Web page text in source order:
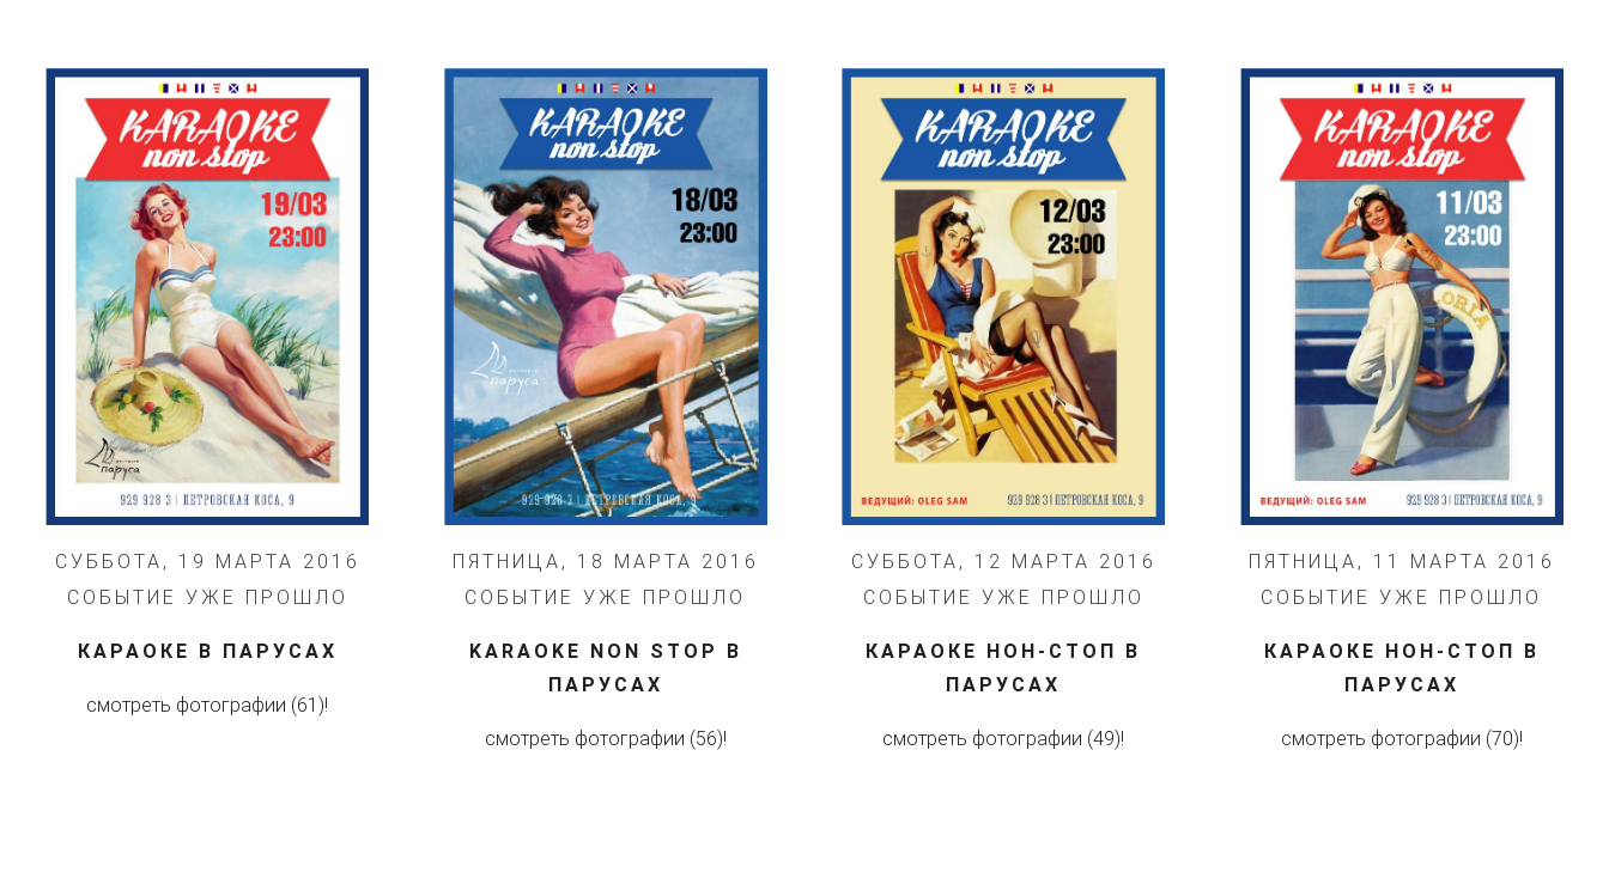
СУББОТА, 19 МАРТА 2016
СОБЫТИЕ УЖЕ ПРОШЛО
КАРАОКЕ В ПАРУСАХ
смотреть фотографии (61)!
ПЯТНИЦА, 18 МАРТА 2016
СОБЫТИЕ УЖЕ ПРОШЛО
​KARAOKE NON STOP В
ПАРУСАХ
смотреть фотографии (56)!
СУББОТА, 12 МАРТА 2016
СОБЫТИЕ УЖЕ ПРОШЛО
КАРАОКЕ НОН-СТОП В
ПАРУСАХ
смотреть фотографии (49)!
ПЯТНИЦА, 11 МАРТА 2016
СОБЫТИЕ УЖЕ ПРОШЛО
КАРАОКЕ НОН-СТОП В
ПАРУСАХ
смотреть фотографии (70)!